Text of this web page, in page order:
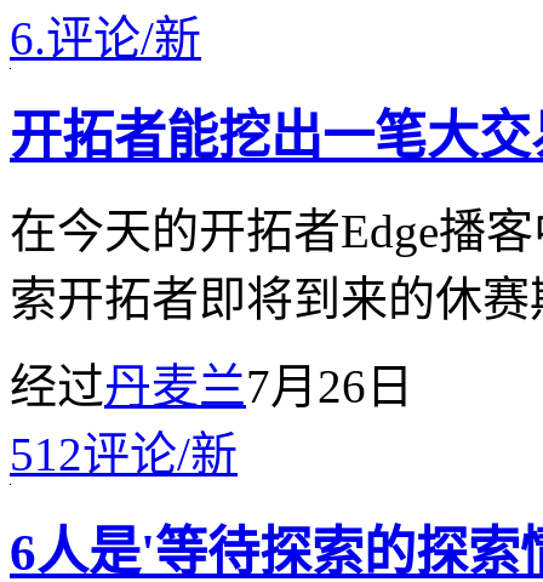
6.评论/新
开拓者能挖出一笔大
在今天的开拓者Edge播
索开拓者即将到来的休赛
经过丹麦兰7月26日
512评论/新
6人是'等待探索的探索